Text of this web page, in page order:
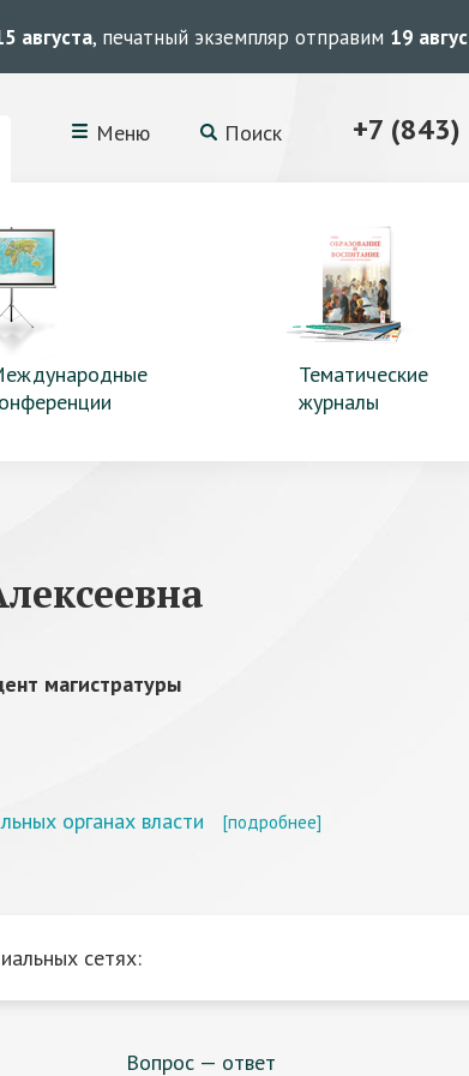
августа, печатный экземпляр отправим 19
Меню Поиск +7
Тематические
журналы
магистратуры
органах власти [подробнее]
сетях:
Вопрос — ответ